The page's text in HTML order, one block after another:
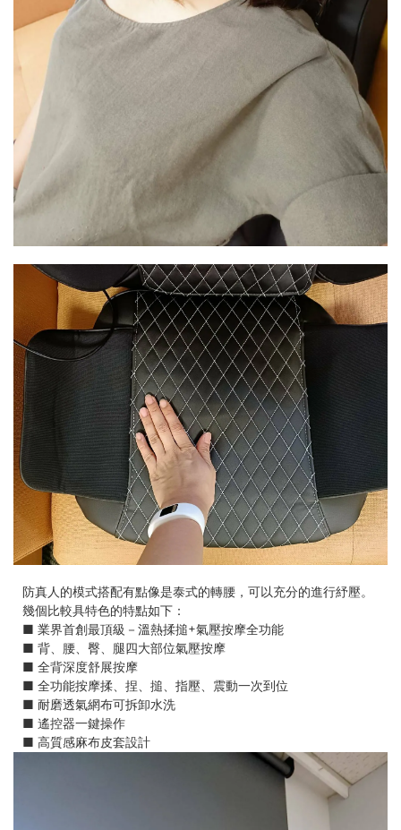
防真人的模式搭配有點像是泰式的轉腰，可以充分的進行紓壓。
幾個比較具特色的特點如下：
■ 業界首創最頂級－溫熱揉搥+氣壓按摩全功能
■ 背、腰、臀、腿四大部位氣壓按摩
■ 全背深度舒展按摩
■ 全功能按摩揉、捏、搥、指壓、震動一次到位
■ 耐磨透氣網布可拆卸水洗
■ 遙控器一鍵操作
■ 高質感麻布皮套設計